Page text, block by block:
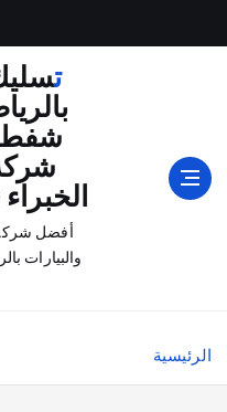
تسليك مجاري
شفط
أفضل
والبيارات
الرئيسية